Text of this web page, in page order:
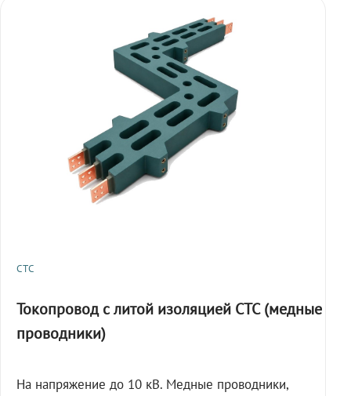
СТС
Токопровод с литой изоляцией СТС (медные
проводники)
На напряжение до 10 кВ. Медные проводники,